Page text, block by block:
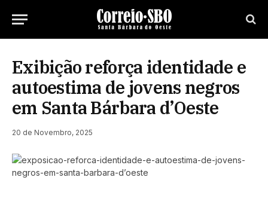
Exibição reforça identidade e
autoestima de jovens negros
em Santa Bárbara d’Oeste
20 de Novembro, 2025